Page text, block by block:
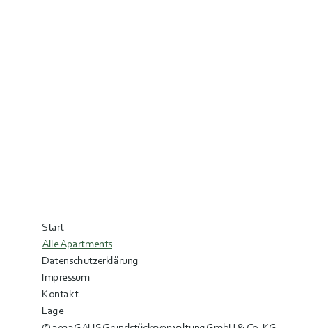
Start
Alle Apartments
Datenschutzerklärung
Impressum
Kontakt
Lage